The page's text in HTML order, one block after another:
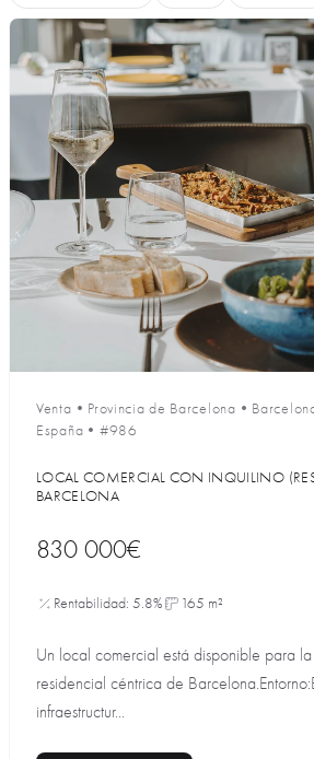
Venta • Provincia de Barcelona •
España • #986
LOCAL COMERCIAL CON INQUILINO
BARCELONA
830 000€
Rentabilidad: 5.8% 165 m²
Un local comercial está disponible para
residencial céntrica de
infraestructur...